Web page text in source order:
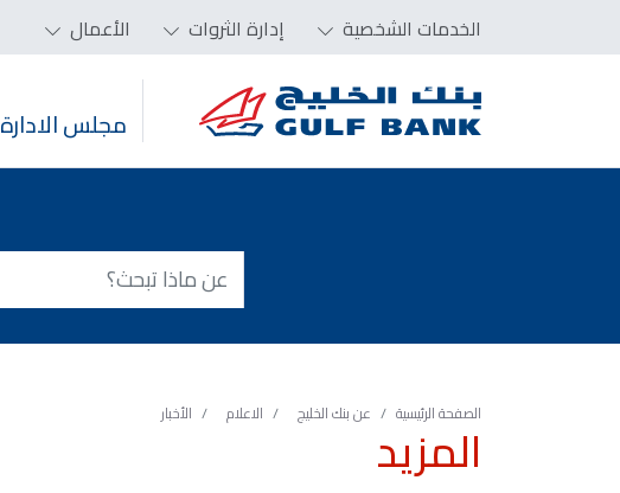
الخدمات الشخصية إدارة الثروات الأعمال
مجلس الادارة
الصفحة الرئيسية عن بنك الخليج الاعلام الأخبار المزيد